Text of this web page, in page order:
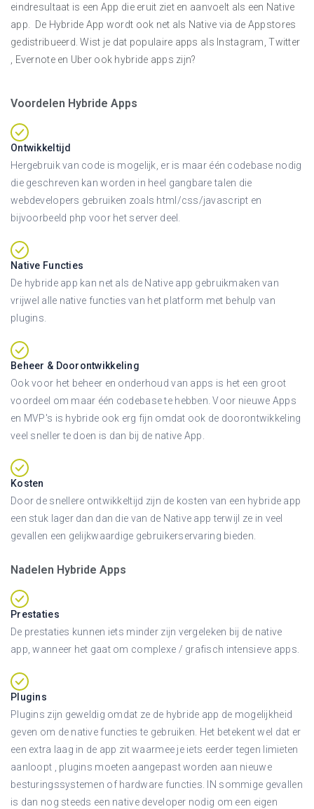
eindresultaat is een App die eruit ziet en aanvoelt als een Native
app. De Hybride App wordt ook net als Native via de Appstores
gedistribueerd. Wist je dat populaire apps als Instagram, Twitter
, Evernote en Uber ook hybride apps zijn?
Voordelen Hybride Apps
Ontwikkeltijd
Hergebruik van code is mogelijk, er is maar één codebase nodig
die geschreven kan worden in heel gangbare talen die
webdevelopers gebruiken zoals html/css/javascript en
bijvoorbeeld php voor het server deel.
Native Functies
De hybride app kan net als de Native app gebruikmaken van
vrijwel alle native functies van het platform met behulp van
plugins.
Beheer & Doorontwikkeling
Ook voor het beheer en onderhoud van apps is het een groot
voordeel om maar één codebase te hebben. Voor nieuwe Apps
en MVP's is hybride ook erg fijn omdat ook de doorontwikkeling
veel sneller te doen is dan bij de native App.
Kosten
Door de snellere ontwikkeltijd zijn de kosten van een hybride app
een stuk lager dan dan die van de Native app terwijl ze in veel
gevallen een gelijkwaardige gebruikerservaring bieden.
Nadelen Hybride Apps
Prestaties
De prestaties kunnen iets minder zijn vergeleken bij de native
app, wanneer het gaat om complexe / grafisch intensieve apps.
Plugins
Plugins zijn geweldig omdat ze de hybride app de mogelijkheid
geven om de native functies te gebruiken. Het betekent wel dat er
een extra laag in de app zit waarmee je iets eerder tegen limieten
aanloopt , plugins moeten aangepast worden aan nieuwe
besturingssystemen of hardware functies. IN sommige gevallen
is dan nog steeds een native developer nodig om een eigen